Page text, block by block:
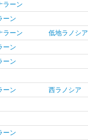
ラーン
ーン
ラーン 低地ラノシア
ーン
ーン
ーン 西ラノシア
ーン